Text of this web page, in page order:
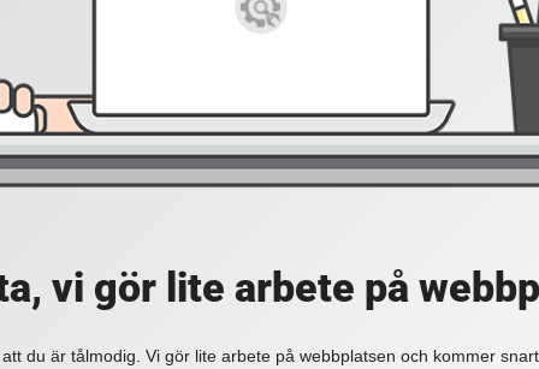
vi gör lite arbete på
du är tålmodig. Vi gör lite arbete på webbplatsen och kommer